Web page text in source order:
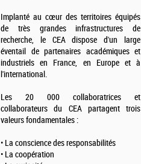
Implanté au cœur des territoires équipés
de très grandes infrastructures de
recherche, le CEA dispose d'un large
éventail de partenaires académiques et
industriels en France, en Europe et à
l'international.
Les 20 000 collaboratrices et
collaborateurs du CEA partagent trois
valeurs fondamentales :
• La conscience des responsabilités
• La coopération